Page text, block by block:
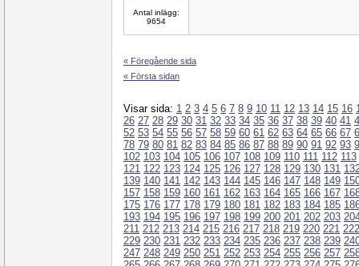
Antal inlägg:
9654
« Föregående sida
« Första sidan
Visar sida: 1 2 3 4 5 6 7 8 9 10 11 12 13 14 15 16
26 27 28 29 30 31 32 33 34 35 36 37 38 39 40 41
52 53 54 55 56 57 58 59 60 61 62 63 64 65 66 67
78 79 80 81 82 83 84 85 86 87 88 89 90 91 92 93
102 103 104 105 106 107 108 109 110 111 112 113
121 122 123 124 125 126 127 128 129 130 131
139 140 141 142 143 144 145 146 147 148 149
157 158 159 160 161 162 163 164 165 166 167
175 176 177 178 179 180 181 182 183 184 185
193 194 195 196 197 198 199 200 201 202 203
211 212 213 214 215 216 217 218 219 220 221 222
229 230 231 232 233 234 235 236 237 238 239
247 248 249 250 251 252 253 254 255 256 257